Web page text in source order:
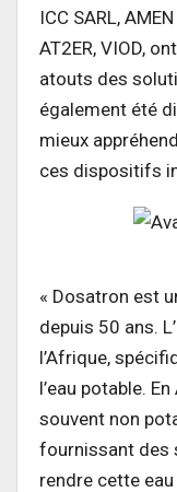
ICC SARL,
AT2ER, VIOD,
atouts des
également été
mieux
ces dispositifs
« Dosatron est
depuis 50 ans.
l’Afrique,
l’eau potable.
souvent non
fournissant des
rendre cette